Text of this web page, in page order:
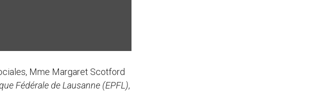
Mme Margaret Scotford
Fédérale de Lausanne (EPFL),